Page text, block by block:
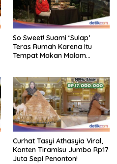
So Sweet! Suami ‘Sulap’
Teras Rumah Karena Itu
Tempat Makan Malam
Curhat Tasyi Athasyia Viral,
Konten Tiramisu Jumbo Rp17
Juta Sepi Penonton!